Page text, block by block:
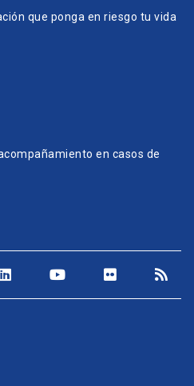
que ponga en riesgo tu vida
en casos de